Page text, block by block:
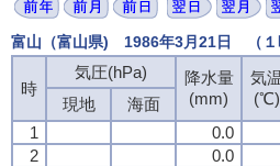
富山（富山県) 1986年3月21日 （１
時
気圧(hPa)
降水量
(mm)
気
(℃)
現地
海面
1
0.0
2
0.0